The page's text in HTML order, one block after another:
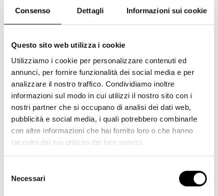
Consenso Dettagli Informazioni sui cookie
Questo sito web utilizza i cookie
Utilizziamo i cookie per personalizzare contenuti ed
annunci, per fornire funzionalità dei social media e per
analizzare il nostro traffico. Condividiamo inoltre
informazioni sul modo in cui utilizzi il nostro sito con i
nostri partner che si occupano di analisi dei dati web,
pubblicità e social media, i quali potrebbero combinarle
con altre informazioni che hai fornito loro o che hanno
raccolto dal tuo utilizzo dei loro servizi.
delNecessari
Ormeggio e rimessaggio invernale
Accesso a più destinazioni
Rispetto ai costi complessivi di possedere una barca
(prezzo d’acquisto, assicurazione, tasse di ormeggio,
manutenzione, svalutazione), l’iscrizione a un boat
club risulta spesso molto più conveniente —
soprattutto se dai valore al tuo tempo e alla comodità.
Perché i Boat Club sono il
futuro della nautica
La crescita dei boat club fa parte di una tendenza più
ampia verso l’economia condivisa. Proprio come oggi